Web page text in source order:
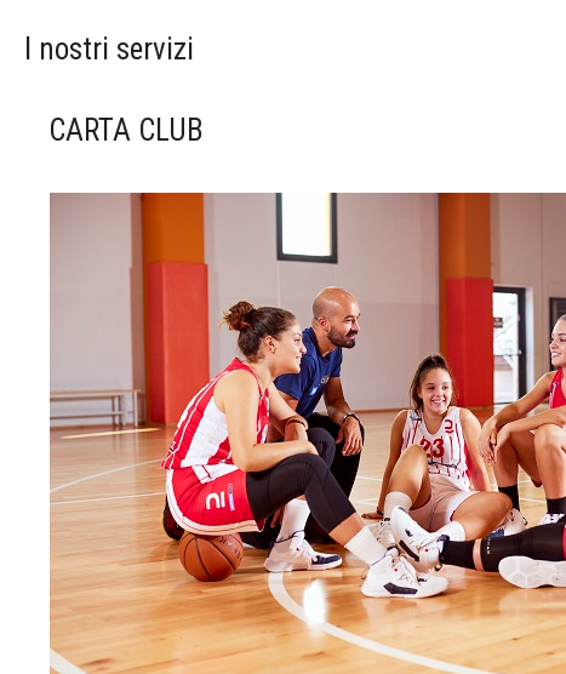
I nostri servizi
CARTA CLUB